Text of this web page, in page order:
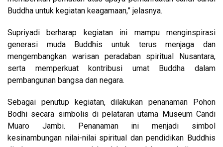
Buddha untuk kegiatan keagamaan,” jelasnya.
Supriyadi berharap kegiatan ini mampu menginspirasi
generasi muda Buddhis untuk terus menjaga dan
mengembangkan warisan peradaban spiritual Nusantara,
serta memperkuat kontribusi umat Buddha dalam
pembangunan bangsa dan negara.
Sebagai penutup kegiatan, dilakukan penanaman Pohon
Bodhi secara simbolis di pelataran utama Museum Candi
Muaro Jambi. Penanaman ini menjadi simbol
kesinambungan nilai-nilai spiritual dan pendidikan Buddhis